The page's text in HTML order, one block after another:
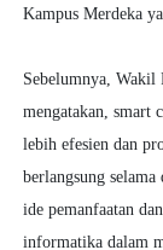
Kampus Merdeka
Sebelumnya,
mengatakan, smart
lebih efesien dan
berlangsung
ide pemanfaatan
informatika dalam